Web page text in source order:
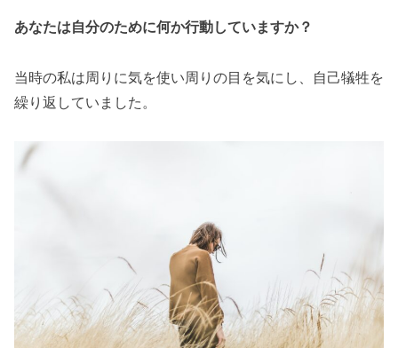
あなたは自分のために何か行動していますか？
当時の私は周りに気を使い周りの目を気にし、自己犠牲を
繰り返していました。